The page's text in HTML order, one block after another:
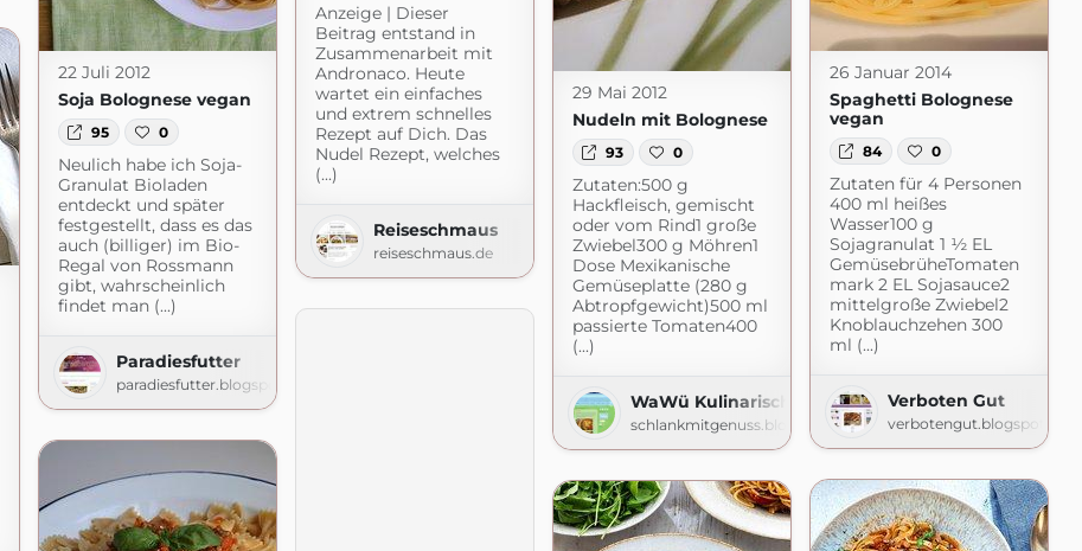
Anzeige | Dieser
Beitrag entstand in
Zusammenarbeit mit
Andronaco. Heute
wartet ein einfaches
und extrem schnelles
Rezept auf Dich. Das
Nudel Rezept, welches
(...)
Reiseschmaus
reiseschmaus.de
22 Juli 2012
Soja Bolognese vegan
95 0
Neulich habe ich Soja-
Granulat Bioladen
entdeckt und später
festgestellt, dass es das
auch (billiger) im Bio-
Regal von Rossmann
gibt, wahrscheinlich
findet man (...)
Paradiesfutter
paradiesfutter.blogspot.com
26 Januar 2014
Spaghetti Bolognese
vegan
84 0
Zutaten für 4 Personen
400 ml heißes
Wasser100 g
Sojagranulat 1 ½ EL
GemüsebrüheTomaten
mark 2 EL Sojasauce2
mittelgroße Zwiebel2
Knoblauchzehen 300
ml (...)
Verboten Gut
verbotengut.blogspot.com
29 Mai 2012
Nudeln mit Bolognese
93 0
Zutaten:500 g
Hackfleisch, gemischt
oder vom Rind1 große
Zwiebel300 g Möhren1
Dose Mexikanische
Gemüseplatte (280 g
Abtropfgewicht)500 ml
passierte Tomaten400
(...)
WaWü Kulinarische Quälereien
schlankmitgenuss.blogspot.com